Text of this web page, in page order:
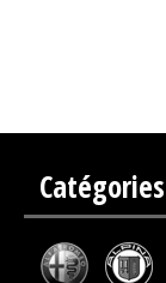
Catégories